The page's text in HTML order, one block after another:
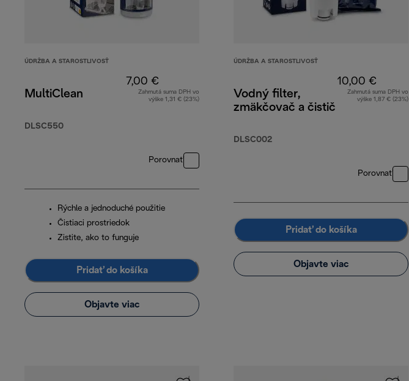
ÚDRŽBA A STAROSTLIVOSŤ
MultiClean
DLSC550
7,00 €
Zahrnutá suma DPH vo
výške 1,31 € (23%)
Porovnať
Rýchle a jednoduché použitie
Čistiaci prostriedok
Zistite, ako to funguje
Pridať do košíka
Objavte viac
ÚDRŽBA A STAROSTLIVOSŤ
Vodný filter,
zmäkčovač a čistič
DLSC002
10,00 €
Zahrnutá suma DPH vo
výške 1,87 € (23%)
Porovnať
Pridať do košíka
Objavte viac